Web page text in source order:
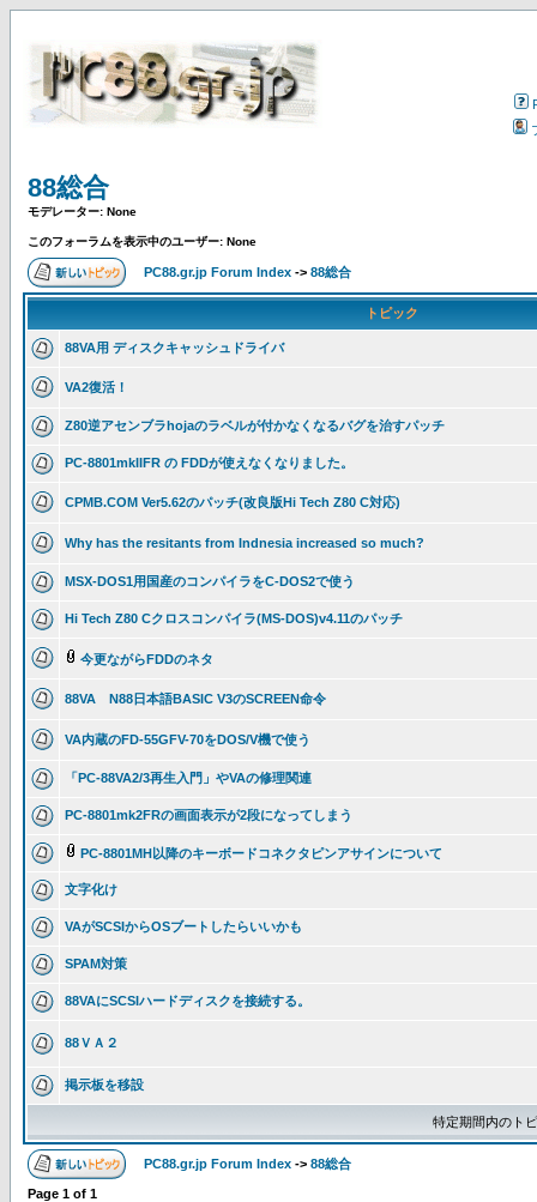
88総合
モデレーター: None
このフォーラムを表示中のユーザー: None
PC88.gr.jp Forum Index -> 88総合
トピック
88VA用 ディスクキャッシュドライバ
VA2復活！
Z80逆アセンブラhojaのラベルが付かなくなるバグを治すパッチ
PC-8801mkIIFR の FDDが使えなくなりました。
CPMB.COM Ver5.62のパッチ(改良版Hi Tech Z80 C対応)
Why has the resitants from Indnesia increased so much?
MSX-DOS1用国産のコンパイラをC-DOS2で使う
Hi Tech Z80 Cクロスコンパイラ(MS-DOS)v4.11のパッチ
今更ながらFDDのネタ
88VA N88日本語BASIC V3のSCREEN命令
VA内蔵のFD-55GFV-70をDOS/V機で使う
「PC-88VA2/3再生入門」やVAの修理関連
PC-8801mk2FRの画面表示が2段になってしまう
PC-8801MH以降のキーボードコネクタピンアサインについて
文字化け
VAがSCSIからOSブートしたらいいかも
SPAM対策
88VAにSCSIハードディスクを接続する。
88ＶＡ２
掲示板を移設
特定期間内のト
PC88.gr.jp Forum Index -> 88総合
Page 1 of 1